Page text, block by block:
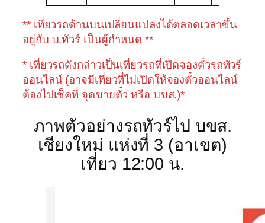
** เที่ยวรถด้านบนเปลี่ยนแปลงได้ตลอดเวลาขึ้น
อยู่กับ บ.ทัวร์ เป็นผู้กำหนด **
* เที่ยวรถดังกล่าวเป็นเที่ยวรถที่เปิดจองตั๋วรถทัวร์
ออนไลน์ (อาจมีเที่ยวที่ไม่เปิดให้จองตั๋วออนไลน์
ต้องไปเช็คที่ จุดขายตั๋ว หรือ บขส.)*
ภาพตัวอย่างรถทัวร์ไป บขส.
เชียงใหม่ แห่งที่ 3 (อาเขต)
เที่ยว 12:00 น.